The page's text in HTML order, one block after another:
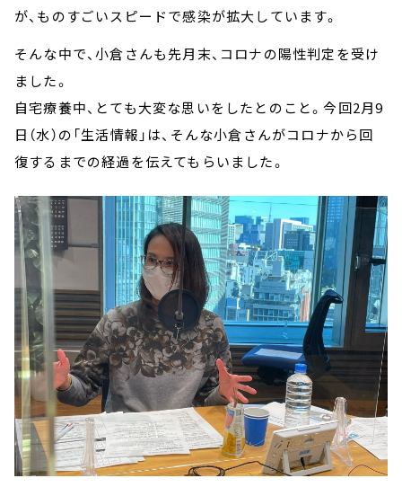
が、ものすごいスピードで感染が拡大しています。
そんな中で、小倉さんも先月末、コロナの陽性判定を受け
ました。
自宅療養中、とても大変な思いをしたとのこと。今回2月9
日（水）の「生活情報」は、そんな小倉さんがコロナから回
復するまでの経過を伝えてもらいました。